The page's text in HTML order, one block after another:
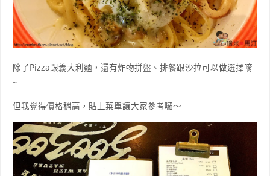
除了Pizza跟義大利麵，還有炸物拼盤、排餐跟沙拉可以做選擇唷
~
但我覺得價格稍高，貼上菜單讓大家參考囉～